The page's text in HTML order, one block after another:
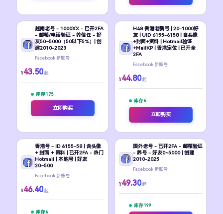
越南老号 - 1000XX - 已开2FA
- 邮箱/电话验证 - 养信任 - 好
友50~5000（50以下5%）| 创
建2010-2023
Facebook 新账号
¥43.50 起
库存 175
立即购买
H48 香港老新号 | 20-1000好
友 | UID 6155-6158 | 含头像
+封面+资料 | Hotmail验证
+MailKP | 香港定位 | 已开全
2FA
Facebook 新账号
¥44.80 起
库存 6
立即购买
香港号 - ID 6155-58 | 含头像
+ 封面 + 资料 | 已开2FA - 热门
Hotmail | 本地号 | 好友
20~500
Facebook 新账号
¥46.40 起
库存 6
国外老号 - 已开2FA - 邮箱验证
- 养号 - 好友0~5000 | 创建
2010-2025
Facebook 新账号
¥49.30 起
库存 199